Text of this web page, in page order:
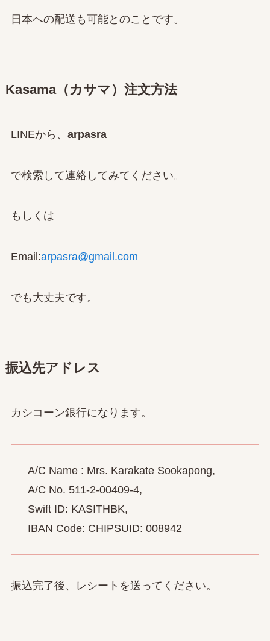
日本への配送も可能とのことです。
Kasama（カサマ）注文方法
LINEから、 arpasra
で検索して連絡してみてください。
もしくは
Email:arpasra@gmail.com
でも大丈夫です。
振込先アドレス
カシコーン銀行になります。
A/C Name : Mrs. Karakate Sookapong,
A/C No. 511-2-00409-4,
Swift ID: KASITHBK,
IBAN Code: CHIPSUID: 008942
振込完了後、レシートを送ってください。